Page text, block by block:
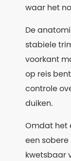
waar het
De
stabiele
voorkant
op reis
controle
duiken.
Omdat het
een
kwetsbaar